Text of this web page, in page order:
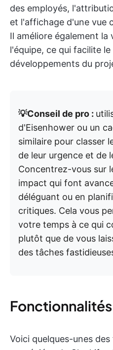
des employés,
et l'affichage d'une vue
Il améliore également
l'équipe, ce qui facilite le
développements du
💡Conseil de pro :
d'Eisenhower ou un
similaire pour classer
de leur urgence et de
Concentrez-vous sur
impact qui font
déléguant ou en
critiques. Cela vous
votre temps à ce qui
plutôt que de vous
des tâches
Voici quelques-unes